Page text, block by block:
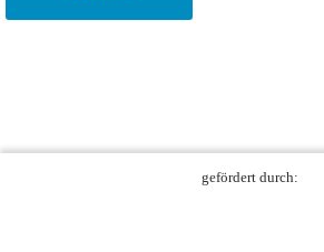
gefördert durch: